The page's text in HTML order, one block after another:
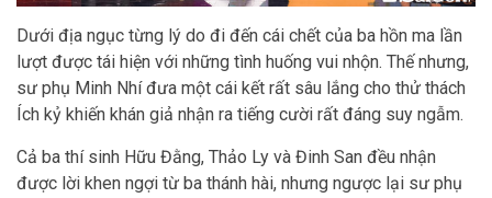
Dưới địa ngục từng lý do đi đến cái chết của ba hồn ma lần
lượt được tái hiện với những tình huống vui nhộn. Thế nhưng,
sư phụ Minh Nhí đưa một cái kết rất sâu lắng cho thử thách
Ích kỷ khiến khán giả nhận ra tiếng cười rất đáng suy ngẫm.
Cả ba thí sinh Hữu Đằng, Thảo Ly và Đinh San đều nhận
được lời khen ngợi từ ba thánh hài, nhưng ngược lại sư phụ